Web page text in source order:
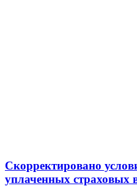
Скорректировано
уплаченных страховых